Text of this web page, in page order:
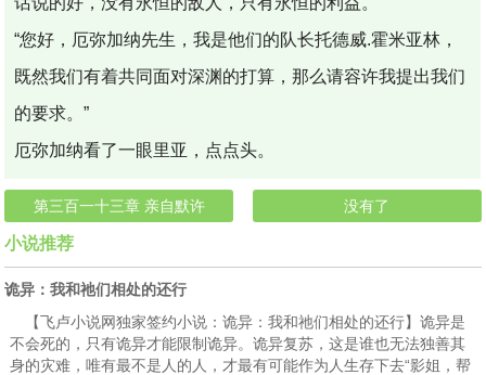
“您好，厄弥加纳先生，我是他们的队长托德威.霍米亚林，
既然我们有着共同面对深渊的打算，那么请容许我提出我们
的要求。”
厄弥加纳看了一眼里亚，点点头。
第三百一十三章 亲自默许 没有了
小说推荐
诡异：我和祂们相处的还行
【飞卢小说网独家签约小说：诡异：我和祂们相处的还行】诡异是
不会死的，只有诡异才能限制诡异。诡异复苏，这是谁也无法独善其
身的灾难，唯有最不是人的人，才最有可能作为人生存下去“影姐，帮